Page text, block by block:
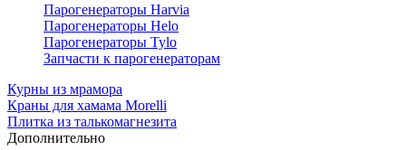
Парогенераторы Harvia
Парогенераторы Helo
Парогенераторы Tylo
Запчасти к парогенераторам
Курны из мрамора
Краны для хамама Morelli
Плитка из талькомагнезита
Дополнительно